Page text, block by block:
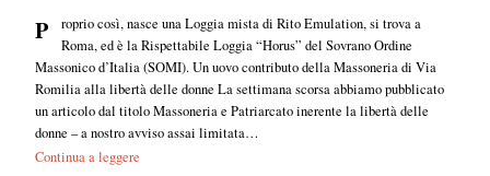
Proprio così, nasce una Loggia mista di Rito Emulation, si trova a
Roma, ed è la Rispettabile Loggia “Horus” del Sovrano Ordine
Massonico d’Italia (SOMI). Un uovo contributo della Massoneria di Via
Romilia alla libertà delle donne La settimana scorsa abbiamo pubblicato
un articolo dal titolo Massoneria e Patriarcato inerente la libertà delle
donne – a nostro avviso assai limitata…
Continua a leggere